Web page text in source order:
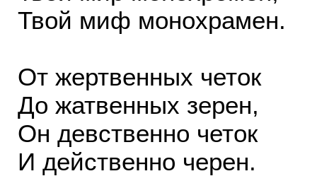
Твой миф монохрамен.
От жертвенных четок
До жатвенных зерен,
Он девственно четок
И действенно черен.